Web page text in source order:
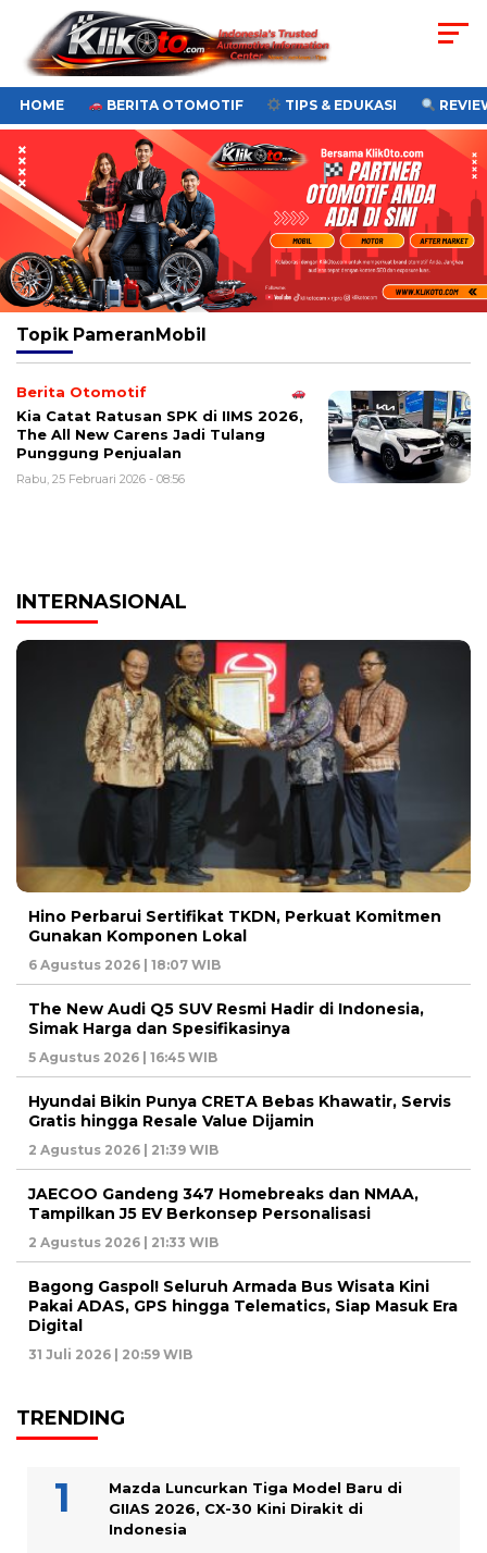
HOME BERITA OTOMOTIF TIPS & EDUKASI
Topik PameranMobil
Berita Otomotif
Kia Catat Ratusan SPK di IIMS 2026,
The All New Carens Jadi Tulang
Punggung Penjualan
Rabu, 25 Februari 2026 - 08:56
INTERNASIONAL
Hino Perbarui Sertifikat TKDN, Perkuat Komitmen
Gunakan Komponen Lokal
6 Agustus 2026 | 18:07 WIB
The New Audi Q5 SUV Resmi Hadir di Indonesia,
Simak Harga dan Spesifikasinya
5 Agustus 2026 | 16:45 WIB
Hyundai Bikin Punya CRETA Bebas Khawatir, Servis
Gratis hingga Resale Value Dijamin
2 Agustus 2026 | 21:39 WIB
JAECOO Gandeng 347 Homebreaks dan NMAA,
Tampilkan J5 EV Berkonsep Personalisasi
2 Agustus 2026 | 21:33 WIB
Bagong Gaspol! Seluruh Armada Bus Wisata Kini
Pakai ADAS, GPS hingga Telematics, Siap Masuk Era
Digital
31 Juli 2026 | 20:59 WIB
TRENDING
Mazda Luncurkan Tiga Model Baru di
GIIAS 2026, CX-30 Kini Dirakit di
Indonesia